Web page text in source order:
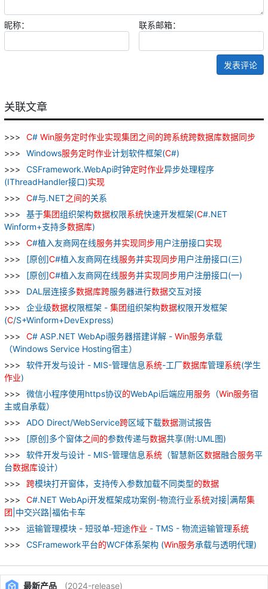
昵称： 联系邮箱：
发表评论
关联文章
C# Win服务定时作业实现集团之间的跨系统跨数据库数据同步
Windows服务定时作业计划软件框架(C#)
CSFramework.WebApi时钟定时作业异步处理程序
(IThreadHandler接口)实现
C#与.NET之间的关系
基于集团组织架构数据权限系统快速开发框架(C#.NET
Winform+支持多数据库)
C#植入友商网在线服务并实现同步用户注册接口实现
[原创]C#植入友商网在线服务并实现同步用户注册接口(三)
[原创]C#植入友商网在线服务并实现同步用户注册接口(一)
DAL层连接多数据库跨服务器进行数据交互对接
企业级数据权限框架 - 集团组织架构数据权限开发框架
(C/S+Winform+DevExpress)
C# ASP.NET WebApi服务器搭建详解 - Win服务承载
（Windows Service Hosting宿主）
软件开发与设计 - MIS-管理信息系统-工厂数据库管理系统(学生
作业)
微信小程序使用https协议的WebApi后端应用服务 （Win服务宿
主或自承载）
ADO Direct/WebService跨区域下载数据测试报告
[原创]多个窗体之间的参数传递与数据共享(附:UML图)
软件开发与设计 - MIS-管理信息系统 （智慧新区数据融合服务平
台数据库设计）
跨模块打开窗体，支持传入参数加载不同类型的数据
C#.NET WebApi开发框架成功案例-物流行业系统对接|满帮集
团 |中交兴路|福佑卡车
运输管理模块 - 短驳单-短途作业 - TMS - 物流运输管理系统
CSFramework平台的WCF体系架构 (Win服务承载与透明代理)
最新产品 (2024-release)